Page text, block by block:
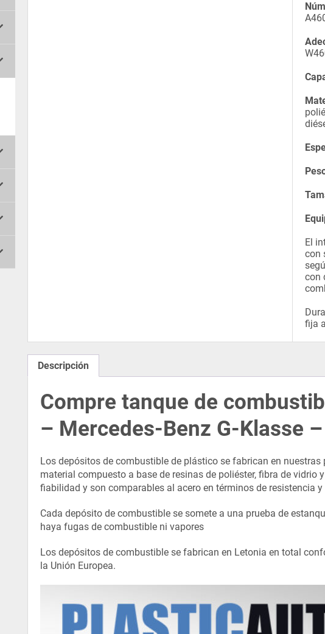
El
con
con
fija
Descripción
Compre tanque de
– Mercedes-Benz G-Klasse
Los depósitos de combustible de plástico se fabrican en
material compuesto a base de resinas de poliéster, fibra de vidrio
fiabilidad y son comparables al acero en términos de resistencia
Cada depósito de combustible se somete a una prueba de
haya fugas de combustible ni vapores
Los depósitos de combustible se fabrican en Letonia en total
la Unión Europea.